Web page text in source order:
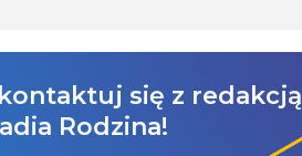
się z redakcją
Rodzina!